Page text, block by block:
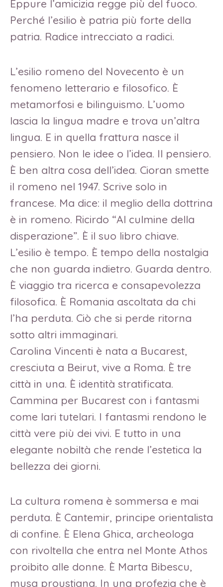
Eppure l’amicizia regge più del fuoco.
Perché l’esilio è patria più forte della
patria. Radice intrecciato a radici.
L’esilio romeno del Novecento è un
fenomeno letterario e filosofico. È
metamorfosi e bilinguismo. L’uomo
lascia la lingua madre e trova un’altra
lingua. E in quella frattura nasce il
pensiero. Non le idee o l’idea. Il pensiero.
È ben altra cosa dell’idea. Cioran smette
il romeno nel 1947. Scrive solo in
francese. Ma dice: il meglio della dottrina
è in romeno. Ricirdo “Al culmine della
disperazione”. È il suo libro chiave.
L’esilio è tempo. È tempo della nostalgia
che non guarda indietro. Guarda dentro.
È viaggio tra ricerca e consapevolezza
filosofica. È Romania ascoltata da chi
l’ha perduta. Ciò che si perde ritorna
sotto altri immaginari.
Carolina Vincenti è nata a Bucarest,
cresciuta a Beirut, vive a Roma. È tre
città in una. È identità stratificata.
Cammina per Bucarest con i fantasmi
come lari tutelari. I fantasmi rendono le
città vere più dei vivi. E tutto in una
elegante nobiltà che rende l’estetica la
bellezza dei giorni.
La cultura romena è sommersa e mai
perduta. È Cantemir, principe orientalista
di confine. È Elena Ghica, archeologa
con rivoltella che entra nel Monte Athos
proibito alle donne. È Marta Bibescu,
musa proustiana. In una profezia che è